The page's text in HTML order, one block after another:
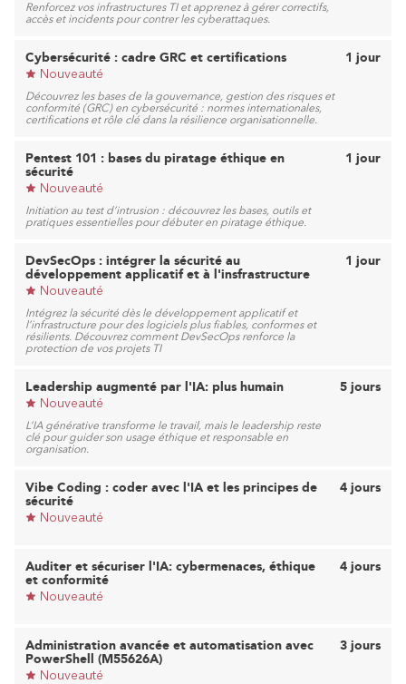
Renforcez vos infrastructures TI et apprenez à gérer correctifs,
accès et incidents pour contrer les cyberattaques.
Cybersécurité : cadre GRC et certifications
Nouveauté
Découvrez les bases de la gouvernance, gestion des risques et
conformité (GRC) en cybersécurité : normes internationales,
certifications et rôle clé dans la résilience organisationnelle.
1 jour
Pentest 101 : bases du piratage éthique en
sécurité
Nouveauté
Initiation au test d’intrusion : découvrez les bases, outils et
pratiques essentielles pour débuter en piratage éthique.
1 jour
DevSecOps : intégrer la sécurité au
développement applicatif et à l'insfrastructure
Nouveauté
Intégrez la sécurité dès le développement applicatif et
l’infrastructure pour des logiciels plus fiables, conformes et
résilients. Découvrez comment DevSecOps renforce la
protection de vos projets TI
1 jour
Leadership augmenté par l'IA: plus humain
Nouveauté
L’IA générative transforme le travail, mais le leadership reste
clé pour guider son usage éthique et responsable en
organisation.
5 jours
Vibe Coding : coder avec l'IA et les principes de
sécurité
Nouveauté
4 jours
Auditer et sécuriser l'IA: cybermenaces, éthique
et conformité
Nouveauté
4 jours
Administration avancée et automatisation avec
PowerShell (M55626A)
Nouveauté
3 jours